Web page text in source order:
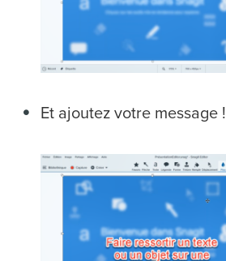
Et ajoutez votre message !